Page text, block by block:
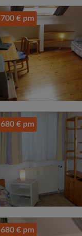
700 € pm
680 € pm
680 € pm